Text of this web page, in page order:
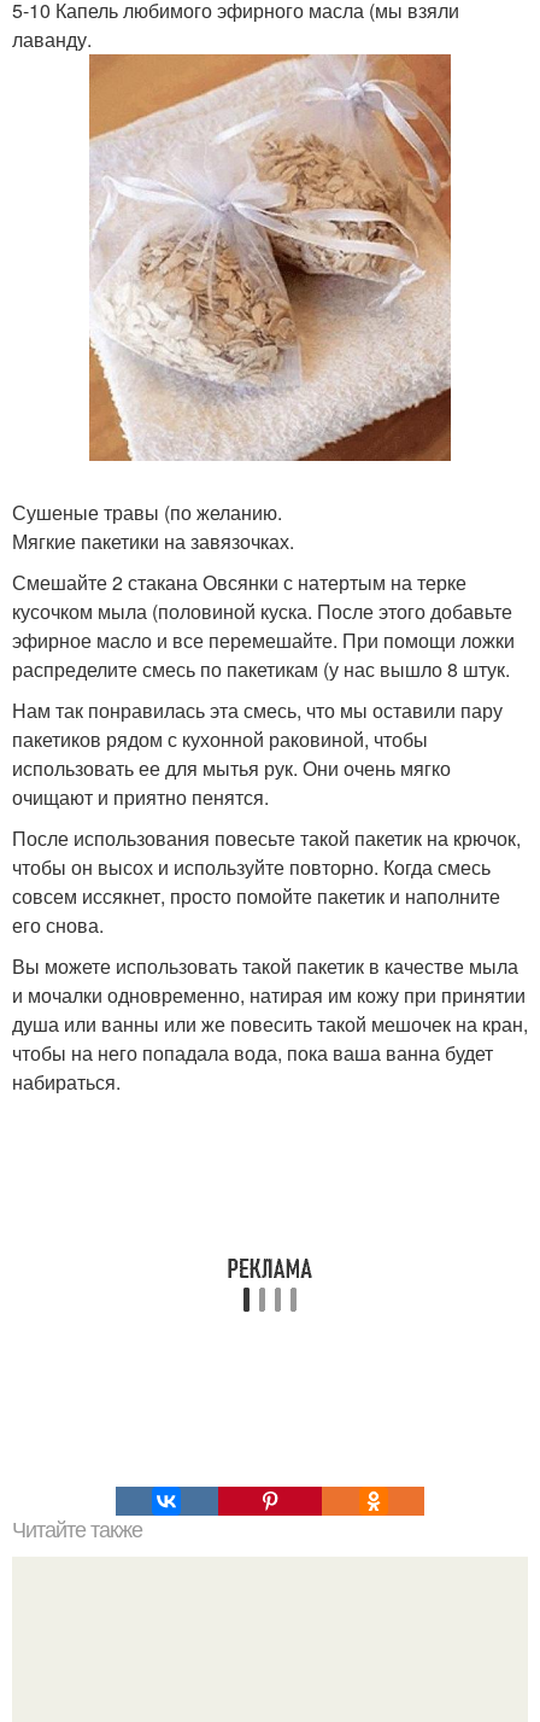
5-10 Капель любимого эфирного масла (мы взяли
лаванду.
Сушеные травы (по желанию.
Мягкие пакетики на завязочках.
Смешайте 2 стакана Овсянки с натертым на терке
кусочком мыла (половиной куска. После этого добавьте
эфирное масло и все перемешайте. При помощи ложки
распределите смесь по пакетикам (у нас вышло 8 штук.
Нам так понравилась эта смесь, что мы оставили пару
пакетиков рядом с кухонной раковиной, чтобы
использовать ее для мытья рук. Они очень мягко
очищают и приятно пенятся.
После использования повесьте такой пакетик на крючок,
чтобы он высох и используйте повторно. Когда смесь
совсем иссякнет, просто помойте пакетик и наполните
его снова.
Вы можете использовать такой пакетик в качестве мыла
и мочалки одновременно, натирая им кожу при принятии
душа или ванны или же повесить такой мешочек на кран,
чтобы на него попадала вода, пока ваша ванна будет
набираться.
Читайте также